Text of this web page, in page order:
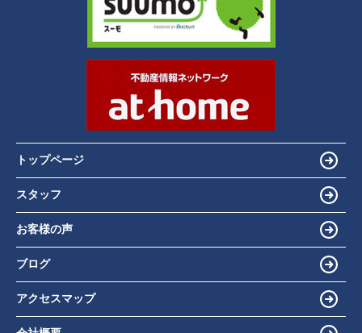
トップページ
スタッフ
お客様の声
ブログ
アクセスマップ